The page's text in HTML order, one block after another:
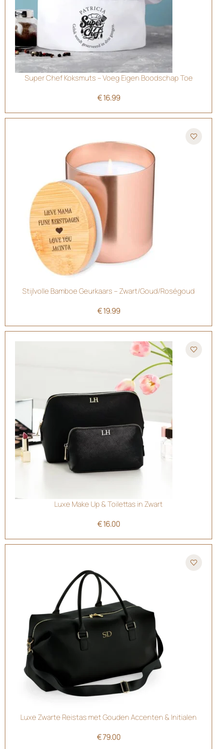
Super Chef Koksmuts – Voeg Eigen Boodschap Toe
€16.99
Stijlvolle Bamboe Geurkaars – Zwart/Goud/Roségoud
€19.99
Luxe Make Up & Toilettas in Zwart
€16.00
Luxe Zwarte Reistas met Gouden Accenten & Initialen
€79.00